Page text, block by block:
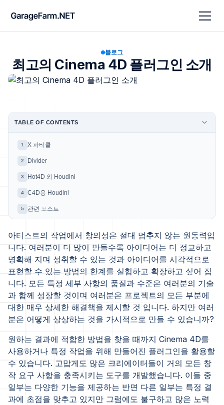
블로그
최고의 Cinema 4D 플러그인 소개
아티스트의 작업에서 창의성은 절대 멈추지 않는 원동력입
니다. 여러분이 더 많이 만들수록 아이디어는 더 정교하고
명확해 지며 성취할 수 있는 것과 아이디어를 시각적으로
표현할 수 있는 방법의 한계를 실험하고 확장하고 싶어 집
니다. 모든 특정 세부 사항의 품질과 수준은 여러분의 기술
과 함께 성장할 것이며 여러분은 프로젝트의 모든 부분에
대한 매우 상세한 해결책을 제시할 것 입니다. 하지만 여러
분은 어떻게 상상하는 것을 가시적으로 만들 수 있습니까?
원하는 결과에 적합한 방법을 찾을 때까지 Cinema 4D를
사용하거나 특정 작업을 위해 만들어진 플러그인을 활용할
수 있습니다. 고맙게도 많은 크리에이터들이 거의 모든 창
작 요구 사항을 충족시키는 도구를 개발했습니다. 이들 중
일부는 다양한 기능을 제공하는 반면 다른 일부는 특정 결
과에 초점을 맞추고 있지만 그럼에도 불구하고 많은 노력
TABLE OF CONTENTS
1 X 파티클
2 Divider
3 Hot4D 와 Houdini
4 C4D용 Houdini
5 관련 포스트